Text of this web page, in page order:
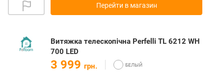
Перейти в магазин
Витяжка телескопічна Perfelli TL 6212 WH
700 LED
3 999 грн.